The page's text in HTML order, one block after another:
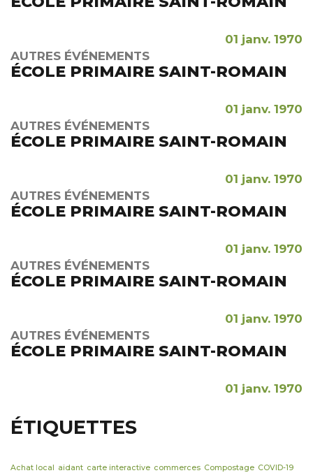
01 janv. 1970
AUTRES ÉVÉNEMENTS
ÉCOLE PRIMAIRE SAINT-ROMAIN
01 janv. 1970
AUTRES ÉVÉNEMENTS
ÉCOLE PRIMAIRE SAINT-ROMAIN
01 janv. 1970
AUTRES ÉVÉNEMENTS
ÉCOLE PRIMAIRE SAINT-ROMAIN
01 janv. 1970
AUTRES ÉVÉNEMENTS
ÉCOLE PRIMAIRE SAINT-ROMAIN
01 janv. 1970
AUTRES ÉVÉNEMENTS
ÉCOLE PRIMAIRE SAINT-ROMAIN
01 janv. 1970
ÉTIQUETTES
Achat local aidant carte interactive commerces Compostage COVID-19